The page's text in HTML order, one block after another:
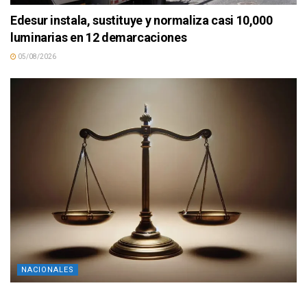
Edesur instala, sustituye y normaliza casi 10,000
luminarias en 12 demarcaciones
05/08/2026
NACIONALES